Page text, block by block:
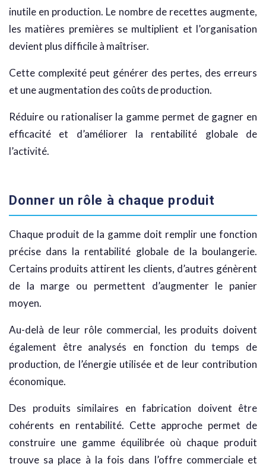
inutile en production. Le nombre de recettes augmente,
les matières premières se multiplient et l’organisation
devient plus difficile à maîtriser.
Cette complexité peut générer des pertes, des erreurs
et une augmentation des coûts de production.
Réduire ou rationaliser la gamme permet de gagner en
efficacité et d’améliorer la rentabilité globale de
l’activité.
Donner un rôle à chaque produit
Chaque produit de la gamme doit remplir une fonction
précise dans la rentabilité globale de la boulangerie.
Certains produits attirent les clients, d’autres génèrent
de la marge ou permettent d’augmenter le panier
moyen.
Au-delà de leur rôle commercial, les produits doivent
également être analysés en fonction du temps de
production, de l’énergie utilisée et de leur contribution
économique.
Des produits similaires en fabrication doivent être
cohérents en rentabilité. Cette approche permet de
construire une gamme équilibrée où chaque produit
trouve sa place à la fois dans l’offre commerciale et